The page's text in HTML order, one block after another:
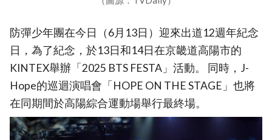
防彈少年團在今日（6月13日）迎來出道12週年紀念
日，為了紀念，於13日和14日在京畿道高陽市的
KINTEX舉辦「2025 BTS FESTA」活動。 同時，J-
Hope的巡迴演唱會「HOPE ON THE STAGE」也將
在同期間於高陽綜合運動場舉行最終場。